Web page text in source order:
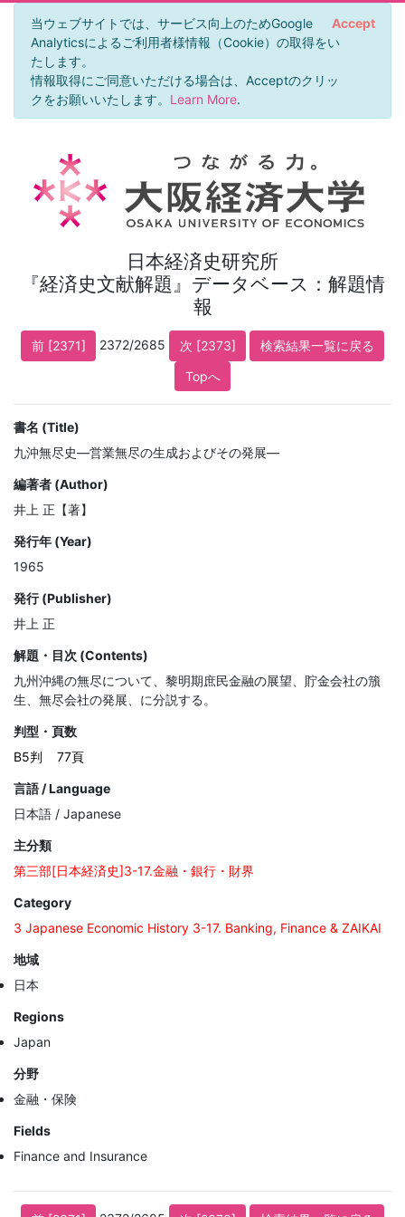
当ウェブサイトでは、サービス向上のためGoogle
Analyticsによるご利用者様情報（Cookie）の取得をい
たします。
情報取得にご同意いただける場合は、Acceptのクリッ
クをお願いいたします。 Learn More.
Accept
日本経済史研究所
『経済史文献解題』データベース：解題情
報
前 [2371] 2372/2685 次 [2373]
検索結果一覧に戻る
Topへ
書名 (Title)
九沖無尽史―営業無尽の生成およびその発展―
編著者 (Author)
井上 正【著】
発行年 (Year)
1965
発行 (Publisher)
井上 正
解題・目次 (Contents)
九州沖縄の無尽について、黎明期庶民金融の展望、貯金会社の籏
生、無尽会社の発展、に分説する。
判型・頁数
B5判
77頁
言語 / Language
日本語 / Japanese
主分類
第三部[日本経済史]3-17.金融・銀行・財界
Category
3 Japanese Economic History 3-17. Banking, Finance & ZAIKAI
地域
日本
Regions
Japan
分野
金融・保険
Fields
Finance and Insurance